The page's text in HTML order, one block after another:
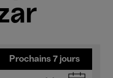
Prochains 7 jours